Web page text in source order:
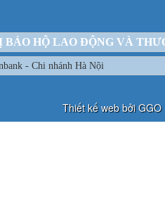
BẢO HỘ LAO ĐỘNG VÀ
- Chi nhánh Hà Nội
Thiết kế web bởi GGO